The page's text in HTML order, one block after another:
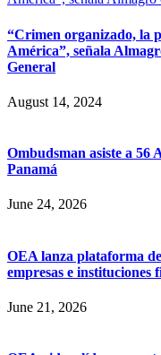
“Crimen organizado, la
América”, señala
General
August 14, 2024
Ombudsman asiste a 56
Panamá
June 24, 2026
OEA lanza plataforma
empresas e instituciones
June 21, 2026